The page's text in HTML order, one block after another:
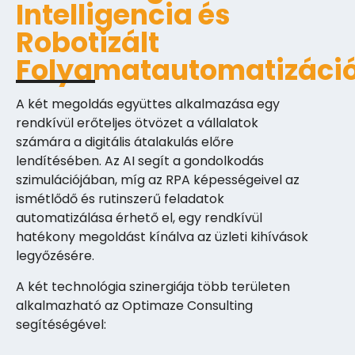
Intelligencia és
Robotizált
A két megoldás együttes alkalmazása egy
rendkívül erőteljes ötvözet a vállalatok
számára a digitális átalakulás előre
lendítésében. Az AI segít a gondolkodás
szimulációjában, míg az RPA képességeivel az
ismétlődő és rutinszerű feladatok
automatizálása érhető el, egy rendkívül
hatékony megoldást kínálva az üzleti kihívások
legyőzésére.
A két technológia szinergiája több területen
alkalmazható az Optimaze Consulting
segítéségével: